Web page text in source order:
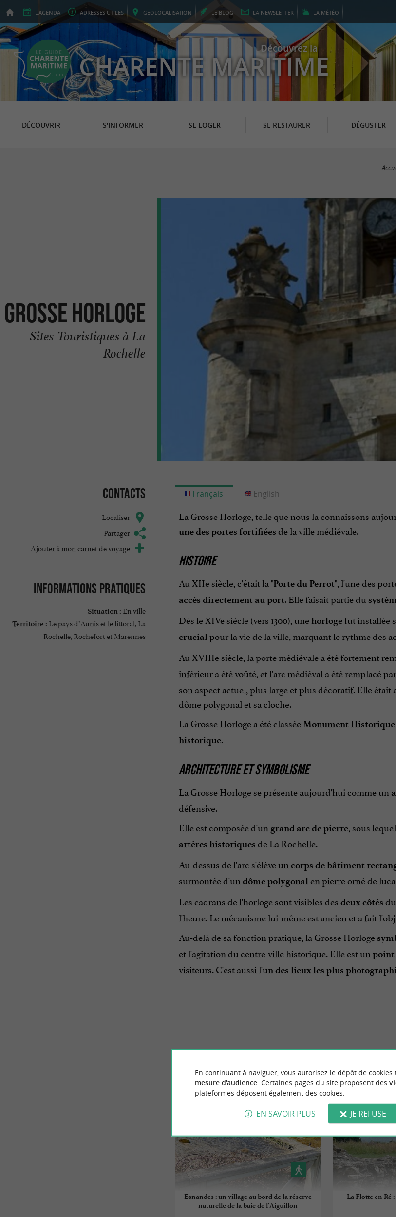
L'AGENDA ADRESSES UTILES GEOLOCALISATION LE BLOG LA NEWSLETTER LA MÉTÉO
Découvrez la
CHARENTE MARITIME
DÉCOUVRIR S'INFORMER SE LOGER SE RESTAURER DÉGUSTER
Grosse Horloge
Sites Touristiques à La
Rochelle
Contacts
Localiser
Partager
Ajouter à mon carnet de voyage
Informations pratiques
Situation : En ville
Territoire : Le pays d’Aunis et le littoral, La
Rochelle, Rochefort et Marennes
Français
La Grosse Horloge, telle que nous la connaissons
une des portes fortifiées de la ville médiévale.
HISTOIRE
Au XIIe siècle, c'était la "Porte du Perrot", l'une des
accès directement au port. Elle faisait partie du
Dès le XIVe siècle (vers 1300), unehorlogefut installée
crucial pour la vie de la ville, marquant le rythme des
Au XVIIIe siècle, la porte médiévale a été fortement
inférieur a été voûté, et l'arc médiéval a été remplacé
son aspect actuel, plus large et plus décoratif. Elle
dôme polygonal et sa cloche.
La Grosse Horloge a été classée Monument Historique
historique.
ARCHITECTURE ET SYMBOLISME
La Grosse Horloge se présente aujourd'hui comme un
défensive.
Elle est composée d'un grand arc de pierre, sous
artères historiques de La Rochelle.
Au-dessus de l'arc s'élève un corps de bâtiment
surmontée d'un dôme polygonal en pierre orné de
Les cadrans de l'horloge sont visibles des deux côtés
l'heure. Le mécanisme lui-même est ancien et a fait
Au-delà de sa fonction pratique, la Grosse Horloge
et l'agitation du centre-ville historique. Elle est un point
visiteurs. C'est aussi l'un des lieux les plus
English
BALADESÀ
Esnandes : un village au bord de la réserve
naturelle de la baie de l'Aiguillon
La Flotte en Ré
En continuant à naviguer, vous autorisez le dépôt de cookies
mesure d'audience. Certaines pages du site proposent des
plateformes déposent également des cookies.
EN SAVOIR PLUS JE REFUSE